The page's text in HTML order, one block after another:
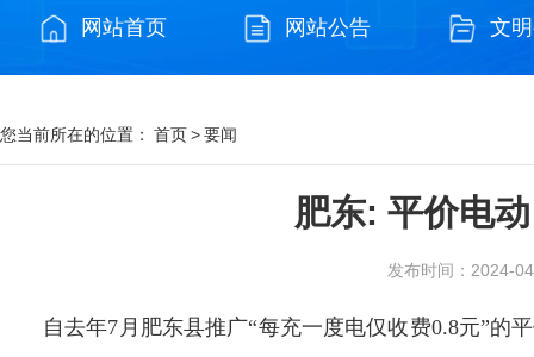
网站首页 网站公告 文
您当前所在的位置： 首页>要闻
肥东: 平价电
发布时间：2024-
自去年7月肥东县推广“每充一度电仅收费0.8元”的